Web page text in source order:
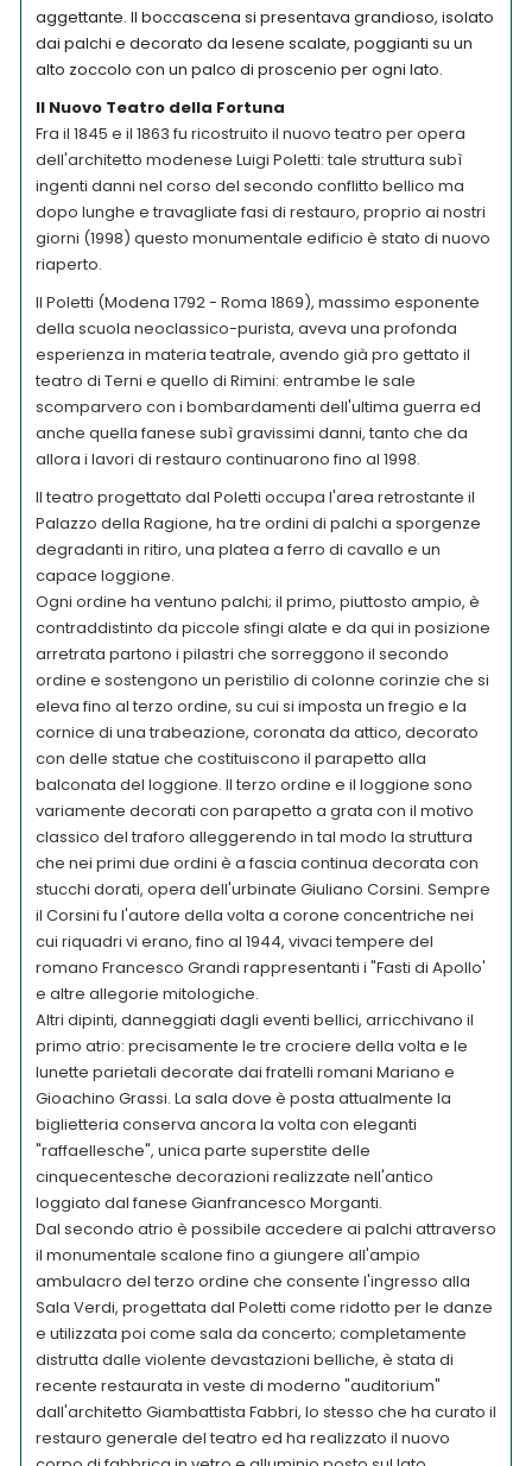
aggettante. Il boccascena si presentava grandioso, isolato
dai palchi e decorato da lesene scalate, poggianti su un
alto zoccolo con un palco di proscenio per ogni lato.
Il Nuovo Teatro della Fortuna
Fra il 1845 e il 1863 fu ricostruito il nuovo teatro per opera
dell'architetto modenese Luigi Poletti: tale struttura subì
ingenti danni nel corso del secondo conflitto bellico ma
dopo lunghe e travagliate fasi di restauro, proprio ai nostri
giorni (1998) questo monumentale edificio è stato di nuovo
riaperto.
Il Poletti (Modena 1792 - Roma 1869), massimo esponente
della scuola neoclassico-purista, aveva una profonda
esperienza in materia teatrale, avendo già pro gettato il
teatro di Terni e quello di Rimini: entrambe le sale
scomparvero con i bombardamenti dell'ultima guerra ed
anche quella fanese subì gravissimi danni, tanto che da
allora i lavori di restauro continuarono fino al 1998.
Il teatro progettato dal Poletti occupa l'area retrostante il
Palazzo della Ragione, ha tre ordini di palchi a sporgenze
degradanti in ritiro, una platea a ferro di cavallo e un
capace loggione.
Ogni ordine ha ventuno palchi; il primo, piuttosto ampio, è
contraddistinto da piccole sfingi alate e da qui in posizione
arretrata partono i pilastri che sorreggono il secondo
ordine e sostengono un peristilio di colonne corinzie che si
eleva fino al terzo ordine, su cui si imposta un fregio e la
cornice di una trabeazione, coronata da attico, decorato
con delle statue che costituiscono il parapetto alla
balconata del loggione. Il terzo ordine e il loggione sono
variamente decorati con parapetto a grata con il motivo
classico del traforo alleggerendo in tal modo la struttura
che nei primi due ordini è a fascia continua decorata con
stucchi dorati, opera dell'urbinate Giuliano Corsini. Sempre
il Corsini fu l'autore della volta a corone concentriche nei
cui riquadri vi erano, fino al 1944, vivaci tempere del
romano Francesco Grandi rappresentanti i "Fasti di Apollo'
e altre allegorie mitologiche.
Altri dipinti, danneggiati dagli eventi bellici, arricchivano il
primo atrio: precisamente le tre crociere della volta e le
lunette parietali decorate dai fratelli romani Mariano e
Gioachino Grassi. La sala dove è posta attualmente la
biglietteria conserva ancora la volta con eleganti
"raffaellesche", unica parte superstite delle
cinquecentesche decorazioni realizzate nell'antico
loggiato dal fanese Gianfrancesco Morganti.
Dal secondo atrio è possibile accedere ai palchi attraverso
il monumentale scalone fino a giungere all'ampio
ambulacro del terzo ordine che consente l'ingresso alla
Sala Verdi, progettata dal Poletti come ridotto per le danze
e utilizzata poi come sala da concerto; completamente
distrutta dalle violente devastazioni belliche, è stata di
recente restaurata in veste di moderno "auditorium"
dall'architetto Giambattista Fabbri, lo stesso che ha curato il
restauro generale del teatro ed ha realizzato il nuovo